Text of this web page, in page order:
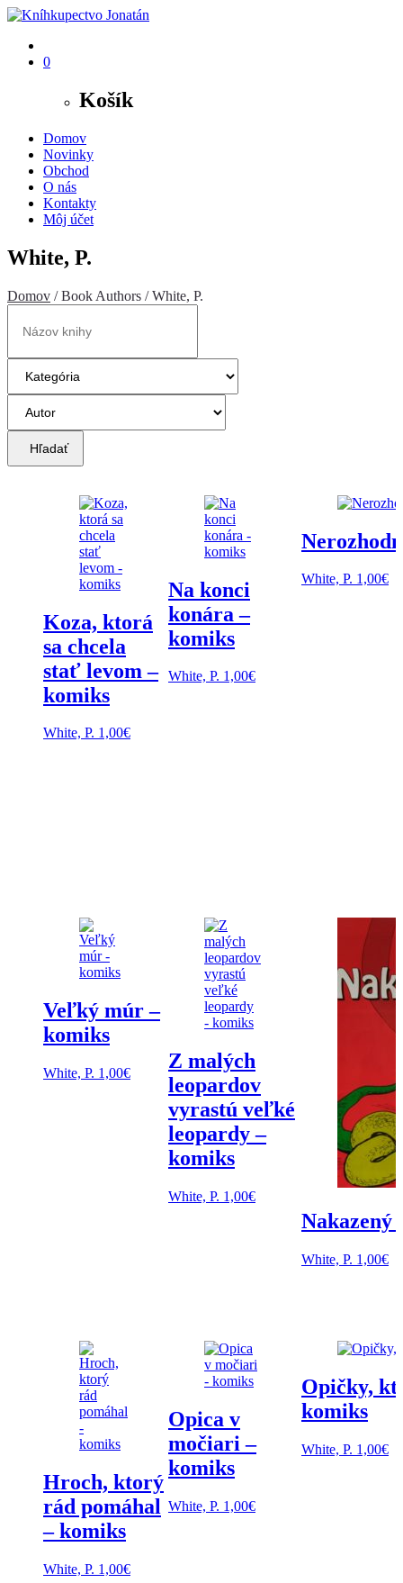
0
Košík
Domov
Novinky
Obchod
O nás
Kontakty
Môj účet
White, P.
Domov / Book Authors / White, P.
Hľadať
Koza, ktorá
sa chcela
stať levom –
komiks
White, P. 1,00€
Na konci
konára –
komiks
White, P. 1,00€
White, P. 1,00€
Veľký múr –
komiks
White, P. 1,00€
Z malých
leopardov
vyrastú veľké
leopardy –
komiks
White, P. 1,00€
Nakazený
White, P. 1,00€
Hroch, ktorý
rád pomáhal
– komiks
White, P. 1,00€
Opica v
močiari –
komiks
White, P. 1,00€
Opičky,
komiks
White, P. 1,00€